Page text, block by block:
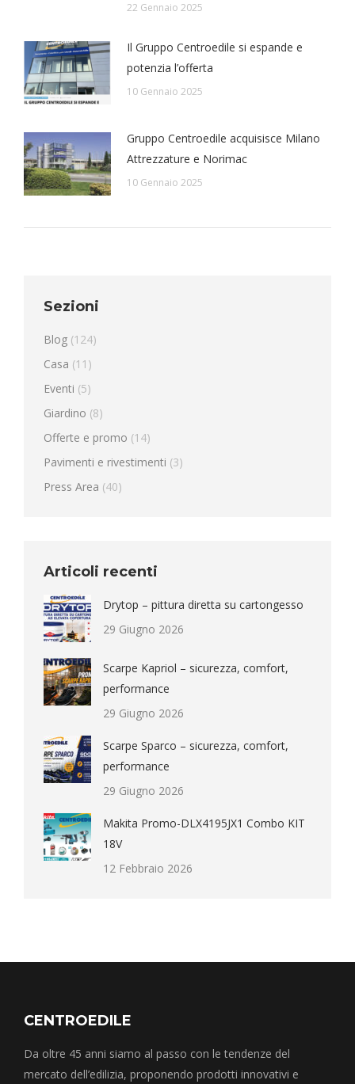
22 Gennaio 2025
Il Gruppo Centroedile si espande e
potenzia l’offerta
10 Gennaio 2025
Gruppo Centroedile acquisisce Milano
Attrezzature e Norimac
10 Gennaio 2025
Sezioni
Blog (124)
Casa (11)
Eventi (5)
Giardino (8)
Offerte e promo (14)
Pavimenti e rivestimenti (3)
Press Area (40)
Articoli recenti
Drytop – pittura diretta su cartongesso
29 Giugno 2026
Scarpe Kapriol – sicurezza, comfort,
performance
29 Giugno 2026
Scarpe Sparco – sicurezza, comfort,
performance
29 Giugno 2026
Makita Promo-DLX4195JX1 Combo KIT
18V
12 Febbraio 2026
CENTROEDILE
Da oltre 45 anni siamo al passo con le tendenze del
mercato dell’edilizia, proponendo prodotti innovativi e